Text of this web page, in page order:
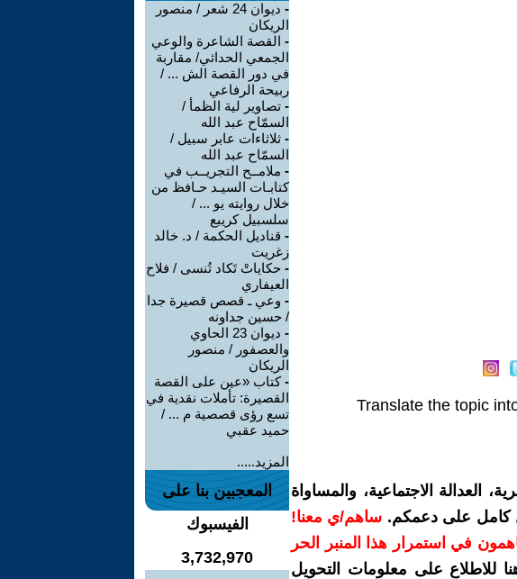
Translate the topic
الاجتماعية، والمساواة
كامل على دعمكم. ساهم/ي معنا!
تساهمون في استمرار هذا المنبر الحر
للاطلاع على معلومات التحويل
-
ديوان 24 شعر / منصور
الريكان
- القصة الشاعرة والوعي
الجمعي الحداثي/ مقاربة
في دور القصة الش ... /
ربيحة الرفاعي
- تصاوير لية الظمأ /
السمّاح عبد الله
- ثلاثاءات عابر سبيل /
السمّاح عبد الله
- ملامــح التجريــب في
كتابـات السيـد حـافظ من
خلال روايته يو ... /
سلسبيل كريبع
- قناديل الحكمة / د. خالد
زغريت
- حكاياتْ تَكاد تُنسى / فلاح
العيفاري
- وعي ـ قصص قصيرة جدا
/ حسين جداونه
-
ديوان 23 الحاوي
والعصفور / منصور
الريكان
-كتاب «عين على القصة
القصيرة: تأملات نقدية في
تسع رؤى قصصية م ... /
حميد عقبي
المزيد.....
المعجبين بنا على
الفيسبوك
3,732,970